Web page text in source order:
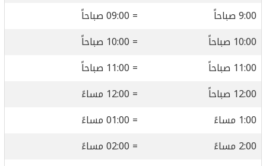
9:00 صباحاً
= 09:00 صباحاً
10:00 صباحاً
= 10:00 صباحاً
11:00 صباحاً
= 11:00 صباحاً
12:00 صباحاً
= 12:00 مساءً
1:00 مساءً
= 01:00 مساءً
2:00 مساءً
= 02:00 مساءً